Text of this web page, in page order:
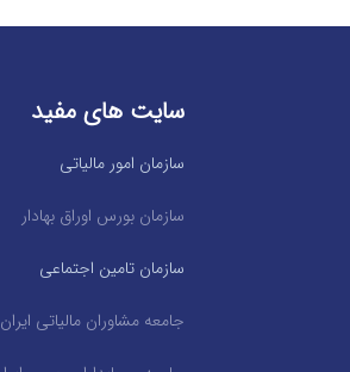
سایت های مفید
سازمان امور مالیاتی
سازمان بورس اوراق بهادار
سازمان تامین اجتماعی
جامعه مشاوران مالیاتی ایران